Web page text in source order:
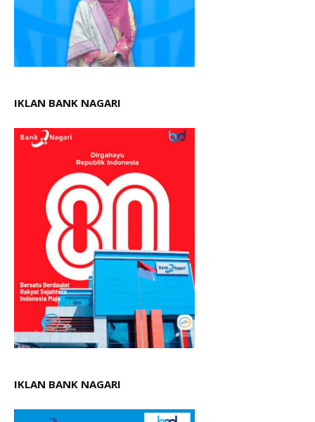
IKLAN BANK NAGARI
IKLAN BANK NAGARI